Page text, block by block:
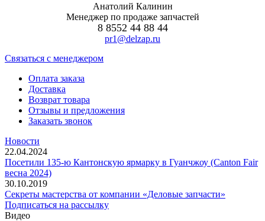
Анатолий Калинин
Менеджер по продаже запчастей
8 8552 44 88 44
pr1@delzap.ru
Cвязаться с менеджером
Оплата заказа
Доставка
Возврат товара
Отзывы и предложения
Заказать звонок
Новости
22.04.2024
Посетили 135-ю Кантонскую ярмарку в Гуанчжоу (Canton Fair
весна 2024)
30.10.2019
Секреты мастерства от компании «Деловые запчасти»
Подписаться на рассылку
Видео